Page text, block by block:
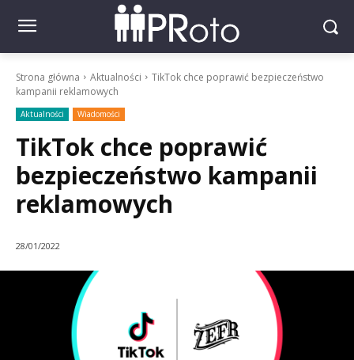
Strona główna Aktualności
TikTok chce poprawić bezpieczeństwo
kampanii reklamowych
Aktualności Wiadomości
TikTok chce poprawić
bezpieczeństwo kampanii
reklamowych
28/01/2022